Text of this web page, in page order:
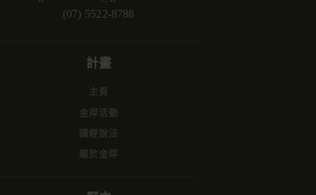
(07) 5522-8788
計畫
主頁
金岸活動
講經說法
關於金岸